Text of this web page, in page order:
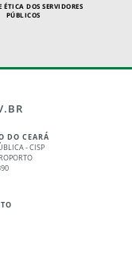
ÉTICA DOS SERVIDORES
PÚBLICOS
DO CEARÁ
- CISP